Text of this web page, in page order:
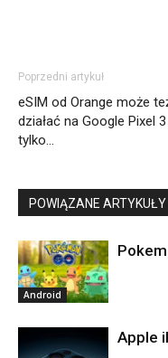
Poprzedni artykuł
eSIM od Orange może
działać na Google Pixel
tylko…
POWIĄZANE ARTYKUŁY
Android
Apple